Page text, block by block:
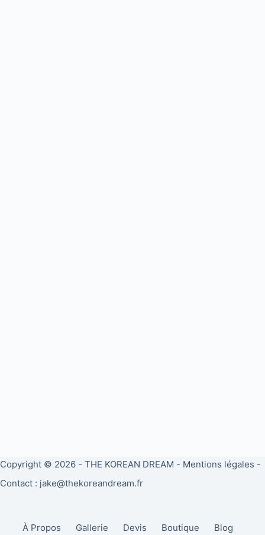
Copyright © 2026 - THE KOREAN DREAM - Mentions légales -
Contact : jake@thekoreandream.fr
À Propos Gallerie Devis Boutique Blog